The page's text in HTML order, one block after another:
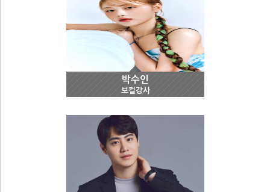
박수인
보컬강사